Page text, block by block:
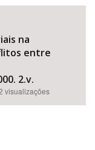
na
entre
2.v.
visualizações